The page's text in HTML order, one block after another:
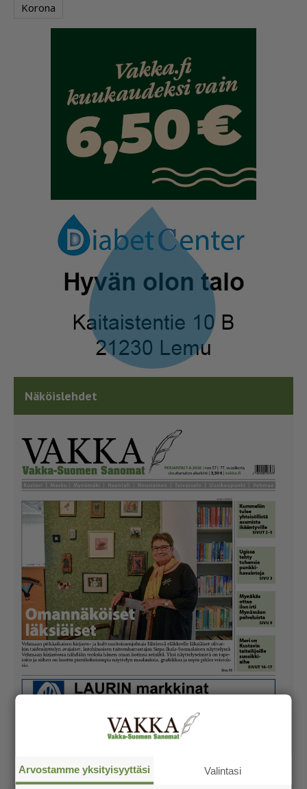
Korona
Näköislehdet
Arvostamme yksityisyyttäsi Valintasi